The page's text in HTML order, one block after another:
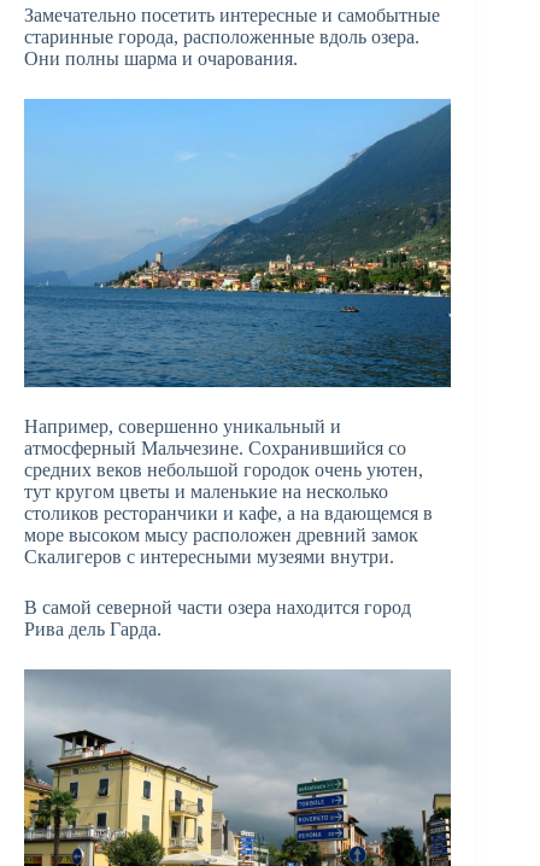
Замечательно посетить интересные и самобытные
старинные города, расположенные вдоль озера.
Они полны шарма и очарования.
Например, совершенно уникальный и
атмосферный Мальчезине. Сохранившийся со
средних веков небольшой городок очень уютен,
тут кругом цветы и маленькие на несколько
столиков ресторанчики и кафе, а на вдающемся в
море высоком мысу расположен древний замок
Скалигеров с интересными музеями внутри.
В самой северной части озера находится город
Рива дель Гарда.